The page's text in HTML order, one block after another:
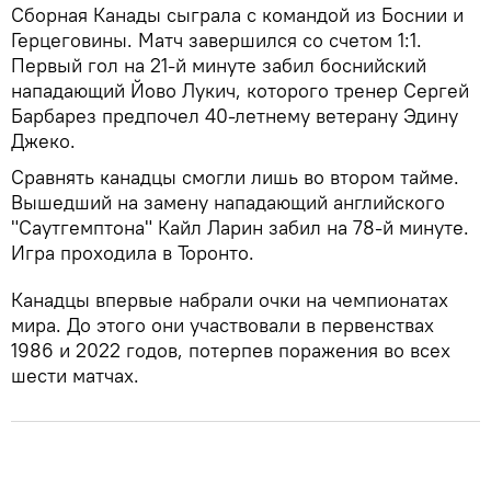
Сборная Канады сыграла с командой из Боснии и
Герцеговины. Матч завершился со счетом 1:1.
Первый гол на 21-й минуте забил боснийский
нападающий Йово Лукич, которого тренер Сергей
Барбарез предпочел 40-летнему ветерану Эдину
Джеко.
Сравнять канадцы смогли лишь во втором тайме.
Вышедший на замену нападающий английского
"Саутгемптона" Кайл Ларин забил на 78-й минуте.
Игра проходила в Торонто.
Канадцы впервые набрали очки на чемпионатах
мира. До этого они участвовали в первенствах
1986 и 2022 годов, потерпев поражения во всех
шести матчах.